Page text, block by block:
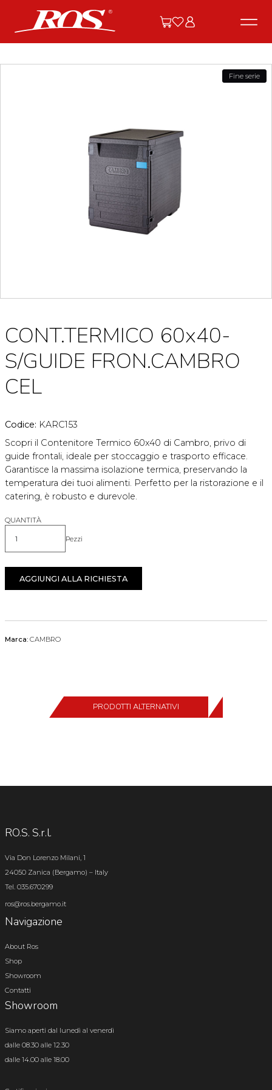
Fine serie
CONT.TERMICO 60x40-
S/GUIDE FRON.CAMBRO
CEL
Codice: KARC153
Scopri il Contenitore Termico 60x40 di Cambro, privo di
guide frontali, ideale per stoccaggio e trasporto efficace.
Garantisce la massima isolazione termica, preservando la
temperatura dei tuoi alimenti. Perfetto per la ristorazione e il
catering, è robusto e durevole.
QUANTITÀ
Quantità Pezzi
AGGIUNGI ALLA RICHIESTA
Marca: CAMBRO
PRODOTTI ALTERNATIVI
RO.S. S.r.l.
Via Don Lorenzo Milani, 1
24050 Zanica (Bergamo) – Italy
Tel. 035.670299
ros@ros.bergamo.it
Navigazione
About Ros
Shop
Showroom
Contatti
Showroom
Siamo aperti dal lunedì al venerdì
dalle 08.30 alle 12.30
dalle 14.00 alle 18.00